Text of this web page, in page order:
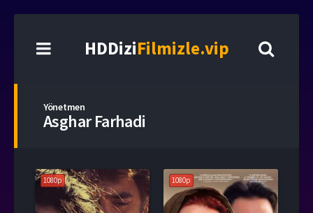
HDDiziFilmizle.vip
Yönetmen
Asghar Farhadi
1080p 1080p